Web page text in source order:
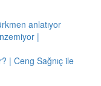
anlatıyor
|
| Ceng Sağnıç ile